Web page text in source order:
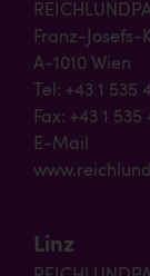
Franz-Josefs-
A-1010 Wien
Tel: +43 1 535
Fax: +43 1 535
E-Mail
Linz